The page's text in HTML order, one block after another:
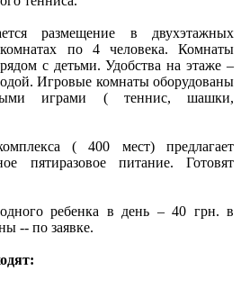
размещение в двухэтажных
по 4 человека. Комнаты
с детьми. Удобства на этаже –
Игровые комнаты оборудованы
играми ( теннис, шашки,
( 400 мест) предлагает
пятиразовое питание. Готовят
ребенка в день – 40 грн. в
-- по заявке.